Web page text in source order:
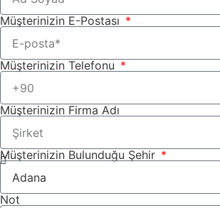
Müşterinizin E-Postası
Müşterinizin Telefonu
Müşterinizin Firma Adı
Müşterinizin Bulunduğu Şehir
Not